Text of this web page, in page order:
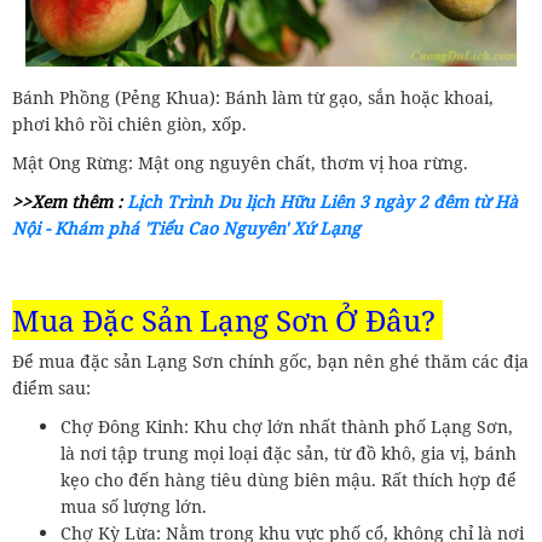
Bánh Phồng (Pẻng Khua): Bánh làm từ gạo, sắn hoặc khoai,
phơi khô rồi chiên giòn, xốp.
Mật Ong Rừng: Mật ong nguyên chất, thơm vị hoa rừng.
>>Xem thêm :Lịch Trình Du lịch Hữu Liên 3 ngày 2 đêm từ Hà
Nội - Khám phá 'Tiểu Cao Nguyên' Xứ Lạng
Mua Đặc Sản Lạng Sơn Ở Đâu?
Để mua đặc sản Lạng Sơn chính gốc, bạn nên ghé thăm các địa
điểm sau:
Chợ Đông Kinh: Khu chợ lớn nhất thành phố Lạng Sơn,
là nơi tập trung mọi loại đặc sản, từ đồ khô, gia vị, bánh
kẹo cho đến hàng tiêu dùng biên mậu. Rất thích hợp để
mua số lượng lớn.
Chợ Kỳ Lừa: Nằm trong khu vực phố cổ, không chỉ là nơi